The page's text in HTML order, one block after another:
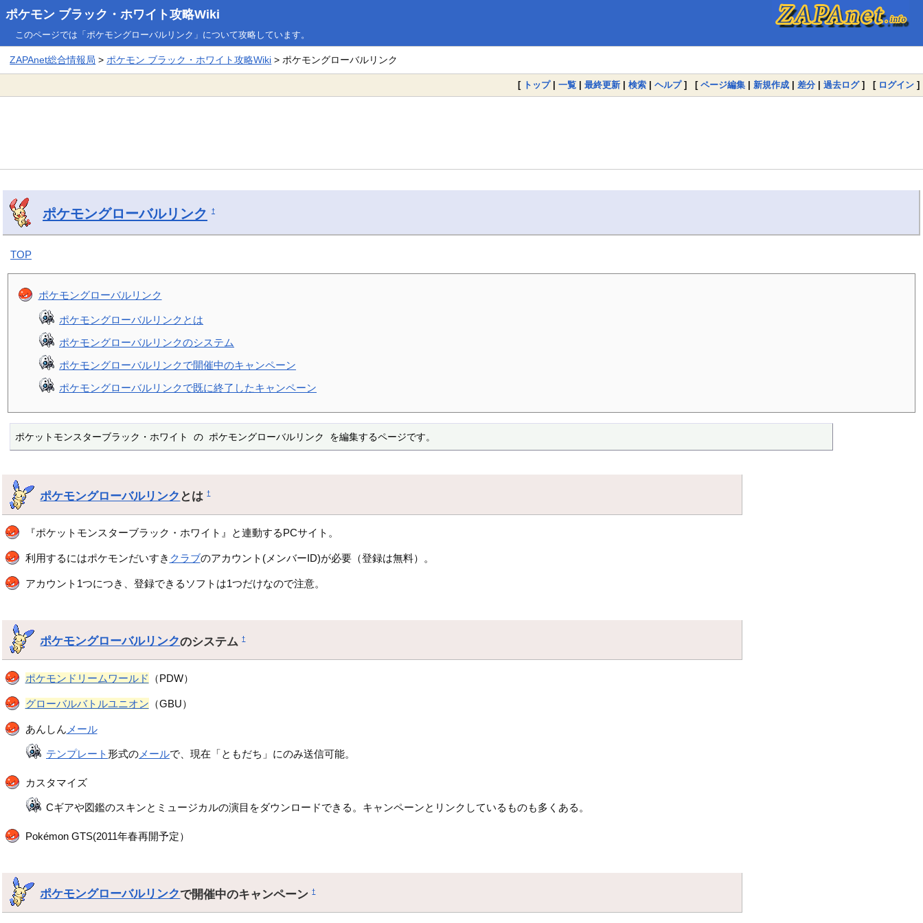
ポケモン ブラック・ホワイト攻略Wiki
このページでは「ポケモングローバルリンク」について攻略しています。
ZAPAnet総合情報局 >ポケモン ブラック・ホワイト攻略Wiki > ポケモングローバルリンク
[ トップ| 一覧 | 最終更新 | 検索 | ヘルプ] [ ページ編集 | 新規作成 | 差分 | 過去ログ] [ ログイン ]
ポケモングローバルリンク †
TOP
ポケモングローバルリンク
ポケモングローバルリンクとは
ポケモングローバルリンクのシステム
ポケモングローバルリンクで開催中のキャンペーン
ポケモングローバルリンクで既に終了したキャンペーン
ポケットモンスターブラック・ホワイト の ポケモングローバルリンク を編集するページです。
ポケモングローバルリンク とは†
『ポケットモンスターブラック・ホワイト』と連動するPCサイト。
利用するにはポケモンだいすき クラブのアカウント(メンバーID)が必要（登録は無料）。
アカウント1つにつき、登録できるソフトは1つだけなので注意。
ポケモングローバルリンクのシステム†
ポケモンドリームワールド （PDW）
グローバルバトルユニオン （GBU）
あんしん メール
テンプレート形式のメールで、現在「ともだち」にのみ送信可能。
カスタマイズ
Cギアや図鑑のスキンとミュージカルの演目をダウンロードできる。キャンペーンとリンクしているものも多くある。
Pokémon GTS(2011年春再開予定）
ポケモングローバルリンクで開催中のキャンペーン†